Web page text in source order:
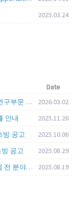
2025.03.24
Date
[한국과학기술연구원(KIST)] 2026년도 제1차 연구부문 공개채용 안내
2026.03.02
안내
2025.11.26
빙 공고
2025.10.06
공고
2025.08.29
연세대학교 첨단융합공학부 "모빌리티 시스템 전 분야" 전임교원 특별채용 (2026년 9월 1일자 임용 예정)
2025.08.19